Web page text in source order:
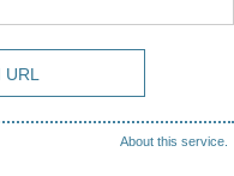
About this service.